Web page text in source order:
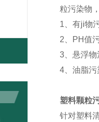
粒污染物
1、有ji物
2、PH值
3、悬浮
4、油脂
塑料颗粒
针对塑料